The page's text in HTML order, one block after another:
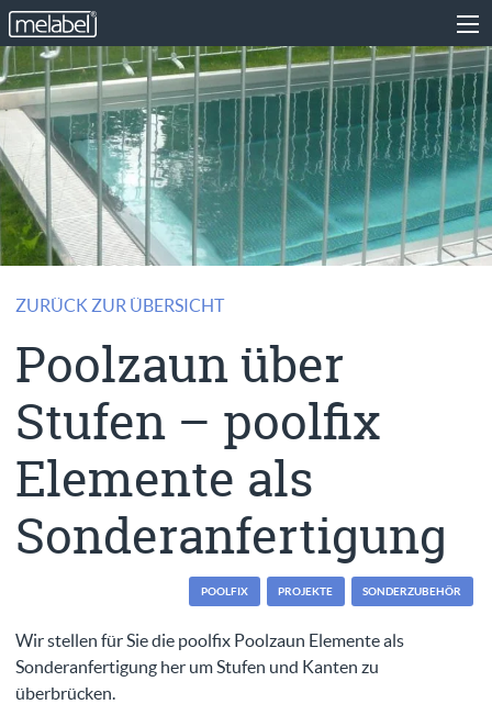
ZURÜCK ZUR ÜBERSICHT
Poolzaun über
Stufen – poolfix
Elemente als
Sonderanfertigung
POOLFIX PROJEKTE SONDERZUBEHÖR
Wir stellen für Sie die poolfix Poolzaun Elemente als
Sonderanfertigung her um Stufen und Kanten zu
überbrücken.